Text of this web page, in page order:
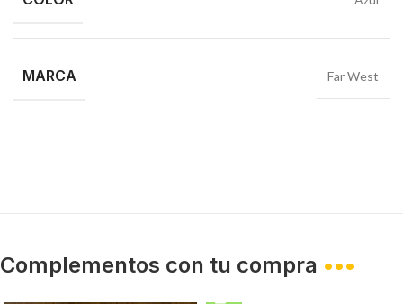
MARCA Far West
Complementos con tu compra •••